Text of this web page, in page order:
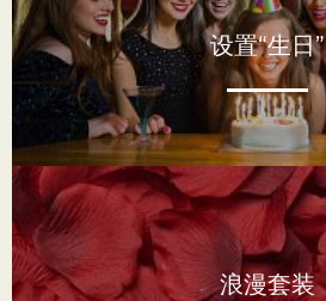
设置“生日”
浪漫套装